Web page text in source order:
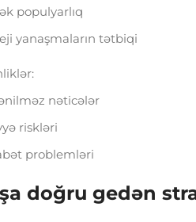
populyarlıq
yanaşmaların tətbiqi
nəticələr
riskləri
problemləri
doğru gedən